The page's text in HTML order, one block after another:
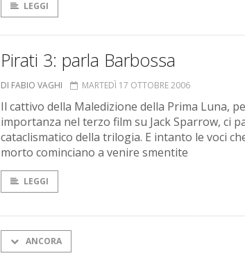
LEGGI
Pirati 3: parla Barbossa
DI FABIO VAGHI MARTEDÌ 17 OTTOBRE 2006
Il cattivo della Maledizione della Prima Luna,
importanza nel terzo film su Jack Sparrow, ci
cataclismatico della trilogia. E intanto le voci
morto cominciano a venire smentite
LEGGI
ANCORA